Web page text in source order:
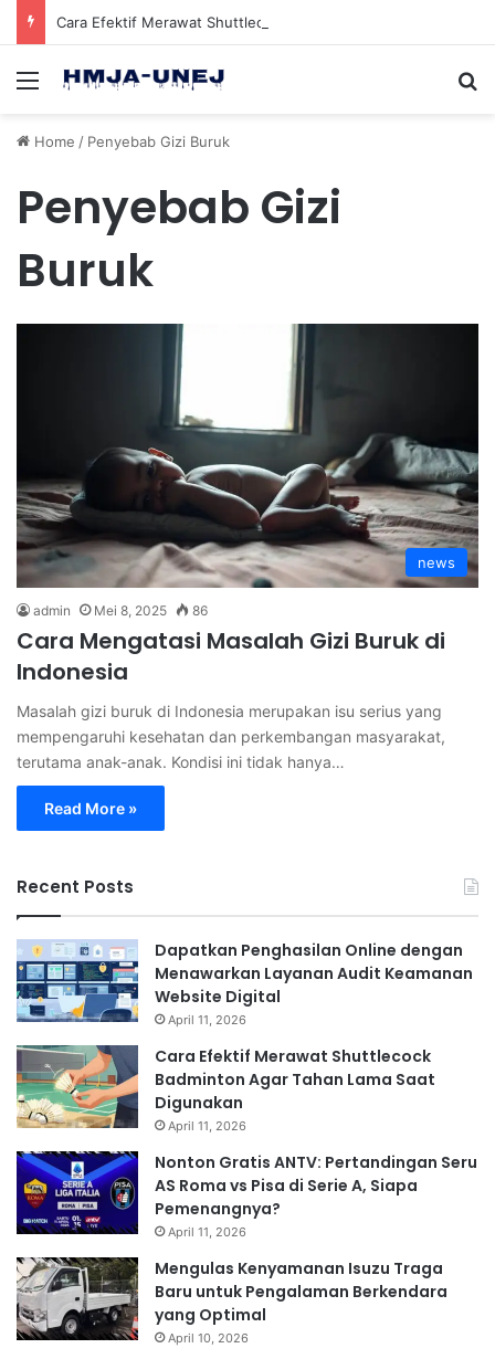
Menu
Home / Penyebab Gizi Buruk
Penyebab Gizi
Buruk
news
admin Mei 8, 2025 86
Cara Mengatasi Masalah Gizi Buruk di
Indonesia
Masalah gizi buruk di Indonesia merupakan isu serius yang
mempengaruhi kesehatan dan perkembangan masyarakat,
terutama anak-anak. Kondisi ini tidak hanya…
Read More »
Recent Posts
Dapatkan Penghasilan Online dengan
Menawarkan Layanan Audit Keamanan
Website Digital
April 11, 2026
Cara Efektif Merawat Shuttlecock
Badminton Agar Tahan Lama Saat
Digunakan
April 11, 2026
Nonton Gratis ANTV: Pertandingan Seru
AS Roma vs Pisa di Serie A, Siapa
Pemenangnya?
April 11, 2026
Mengulas Kenyamanan Isuzu Traga
Baru untuk Pengalaman Berkendara
yang Optimal
April 10, 2026